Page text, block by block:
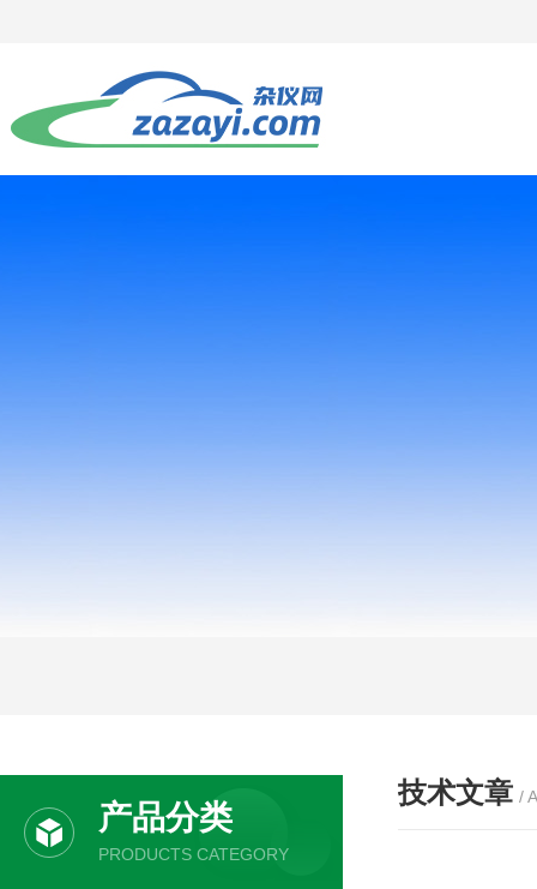
技术文章 /
产品分类
PRODUCTS CATEGORY